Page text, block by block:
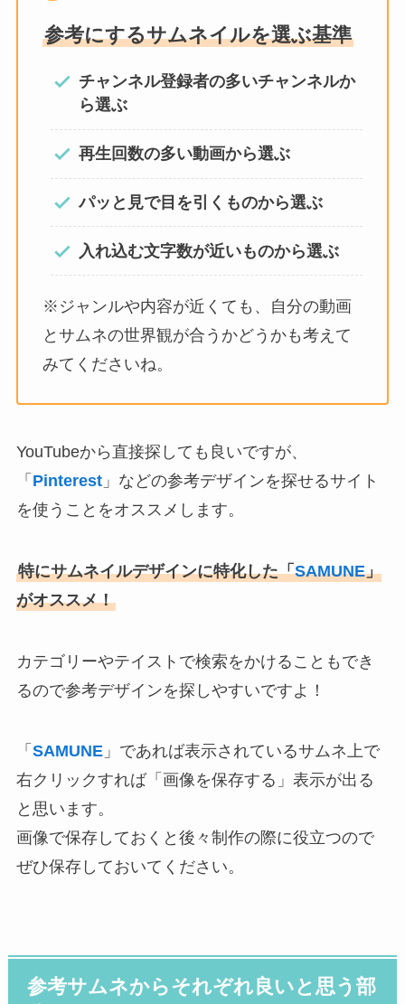
参考にするサムネイルを選ぶ基準
チャンネル登録者の多いチャンネルか
ら選ぶ
再生回数の多い動画から選ぶ
パッと見で目を引くものから選ぶ
入れ込む文字数が近いものから選ぶ
※ジャンルや内容が近くても、自分の動画
とサムネの世界観が合うかどうかも考えて
みてくださいね。
YouTubeから直接探しても良いですが、
「 Pinterest」などの参考デザインを探せるサイト
を使うことをオススメします。
特にサムネイルデザインに特化した「SAMUNE」
がオススメ！
カテゴリーやテイストで検索をかけることもでき
るので参考デザインを探しやすいですよ！
「 SAMUNE」であれば表示されているサムネ上で
右クリックすれば「画像を保存する」表示が出る
と思います。
画像で保存しておくと後々制作の際に役立つので
ぜひ保存しておいてください。
参考サムネからそれぞれ良いと思う部